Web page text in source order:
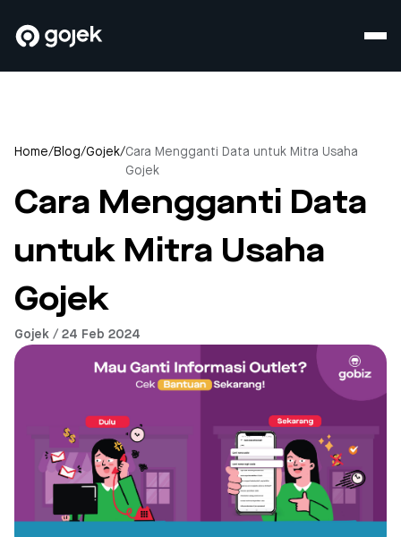
Home/Blog/Gojek/Cara Mengganti Data untuk Mitra Usaha
Gojek
Cara Mengganti Data
untuk Mitra Usaha
Gojek
Gojek / 24 Feb 2024